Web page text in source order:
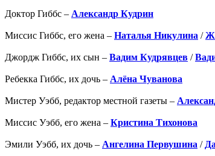
Доктор Гиббс – Александр Кудрин
Миссис Гиббс, его жена – Наталья Никулина /
Джордж Гиббс, их сын – Вадим Кудрявцев /
Ребекка Гиббс, их дочь – Алёна Чуванова
Мистер Уэбб, редактор местной газеты –
Миссис Уэбб, его жена – Кристина Тихонова
Эмили Уэбб, их дочь – Ангелина Первушина /